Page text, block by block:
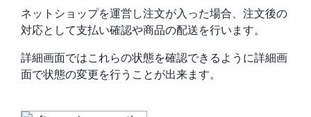
ネットショップを運営し注文が入った場合、注文後の
対応として支払い確認や商品の配送を行います。
詳細画面ではこれらの状態を確認できるように詳細画
面で状態の変更を行うことが出来ます。